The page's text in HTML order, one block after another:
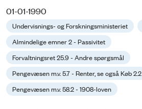
01-01-1990
Undervisnings- og Forskningsministeriet
Almindelige emner 2 - Passivitet
Forvaltningsret 25.9 - Andre spørgsmål
Pengevæsen m.v. 5.7 - Renter, se også Køb 2.2
Pengevæsen m.v. 58.2 - 1908-loven